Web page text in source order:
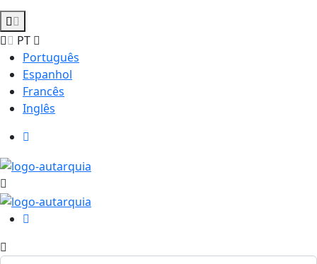
PT
Português
Espanhol
Francês
Inglês